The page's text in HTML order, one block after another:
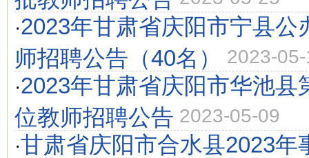
·2023年甘肃省庆阳市宁县公
师招聘公告（40名）
2023-
·2023年甘肃省庆阳市华池县
位教师招聘公告 2023-05-09
·甘肃省庆阳市合水县2023年